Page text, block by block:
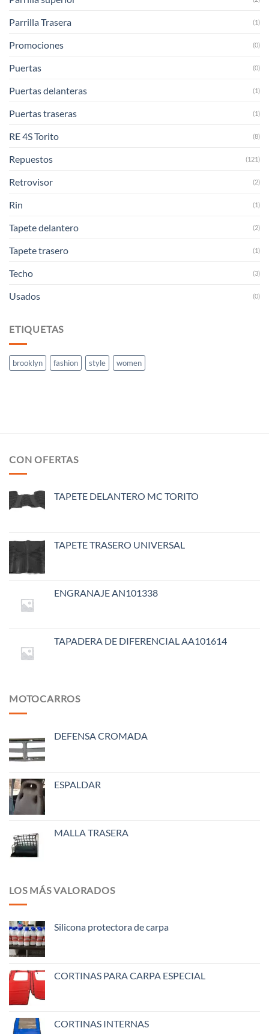
Parrilla Trasera (1)
Promociones (0)
Puertas (0)
Puertas delanteras (1)
Puertas traseras (1)
RE 4S Torito (8)
Repuestos (121)
Retrovisor (2)
Rin (1)
Tapete delantero (2)
Tapete trasero (1)
Techo (3)
Usados (0)
ETIQUETAS
brooklyn fashion style women
CON OFERTAS
TAPETE DELANTERO MC TORITO
TAPETE TRASERO UNIVERSAL
ENGRANAJE AN101338
TAPADERA DE DIFERENCIAL AA101614
MOTOCARROS
DEFENSA CROMADA
ESPALDAR
MALLA TRASERA
LOS MÁS VALORADOS
Silicona protectora de carpa
CORTINAS PARA CARPA ESPECIAL
CORTINAS INTERNAS